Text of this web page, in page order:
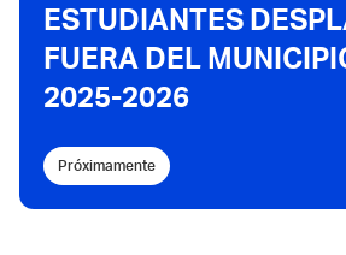
ESTUDIANTES
FUERA DEL
2025-2026
Próximamente